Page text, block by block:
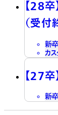
【28
（受付
新卒
カ
【27
新卒